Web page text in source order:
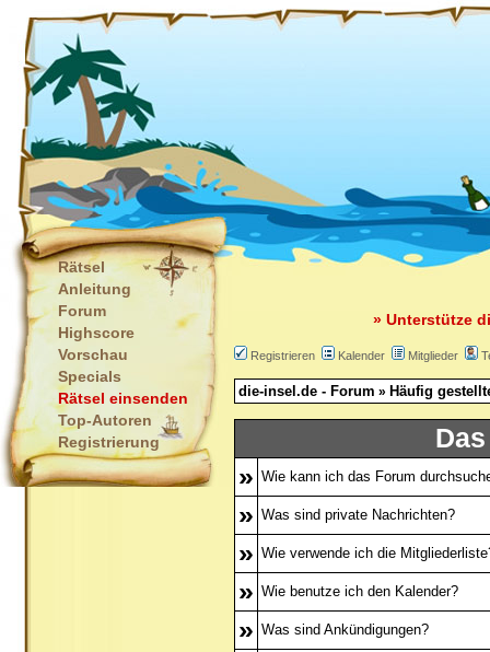
Rätsel
Anleitung
Forum
Highscore
Vorschau
Specials
Rätsel einsenden
Top-Autoren
Registrierung
» Unterstütze
Registrieren Kalender Mitglieder
die-insel.de - Forum » Häufig
» Wie kann ich das Forum
» Was sind private Nachrichten?
» Wie verwende ich die
» Wie benutze ich den Kalender?
» Was sind Ankündigungen?